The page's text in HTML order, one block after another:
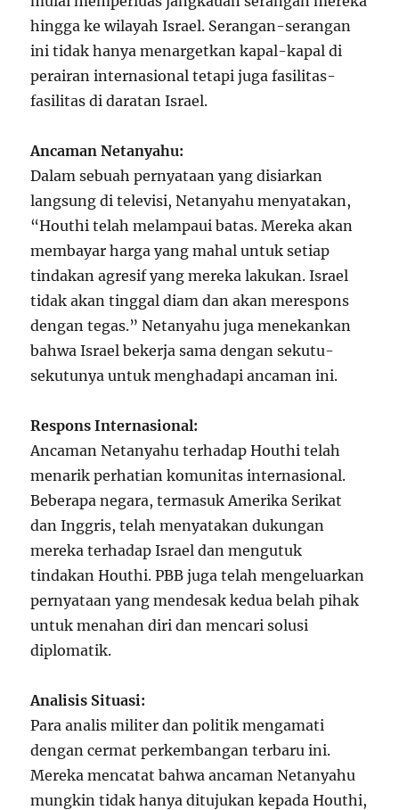
hingga ke wilayah Israel. Serangan-serangan
ini tidak hanya menargetkan kapal-kapal di
perairan internasional tetapi juga fasilitas-
fasilitas di daratan Israel.
Ancaman Netanyahu:
Dalam sebuah pernyataan yang disiarkan
langsung di televisi, Netanyahu menyatakan,
“Houthi telah melampaui batas. Mereka akan
membayar harga yang mahal untuk setiap
tindakan agresif yang mereka lakukan. Israel
tidak akan tinggal diam dan akan merespons
dengan tegas.” Netanyahu juga menekankan
bahwa Israel bekerja sama dengan sekutu-
sekutunya untuk menghadapi ancaman ini.
Respons Internasional:
Ancaman Netanyahu terhadap Houthi telah
menarik perhatian komunitas internasional.
Beberapa negara, termasuk Amerika Serikat
dan Inggris, telah menyatakan dukungan
mereka terhadap Israel dan mengutuk
tindakan Houthi. PBB juga telah mengeluarkan
pernyataan yang mendesak kedua belah pihak
untuk menahan diri dan mencari solusi
diplomatik.
Analisis Situasi:
Para analis militer dan politik mengamati
dengan cermat perkembangan terbaru ini.
Mereka mencatat bahwa ancaman Netanyahu
mungkin tidak hanya ditujukan kepada Houthi,